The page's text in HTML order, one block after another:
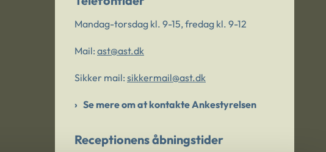
Mandag-torsdag kl. 9-15, fredag kl. 9-12
Mail: ast@ast.dk
Sikker mail: sikkermail@ast.dk
Se mere om at kontakte Ankestyrelsen
Receptionens åbningstider